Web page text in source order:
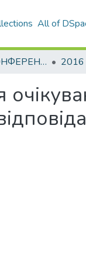
All of
МАТЕРІАЛИ КОНФЕРЕНЦІЙ 2016